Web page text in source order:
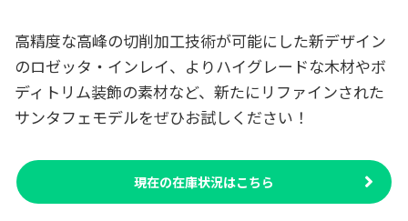
高精度な高峰の切削加工技術が可能にした新デザイン
のロゼッタ・インレイ、よりハイグレードな木材やボ
ディトリム装飾の素材など、新たにリファインされた
サンタフェモデルをぜひお試しください！
現在の在庫状況はこちら